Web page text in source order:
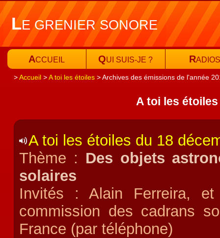
LE GRENIER SONORE
ACCUEIL QUI SUIS-JE ? RADIOS
Accueil A toi les étoiles Archives des émissions de l'année
A toi les
A toi les étoiles du 18
Thème : Des objets
solaires
Invités : Alain Ferreira,
commission des cadrans
France (par téléphone)